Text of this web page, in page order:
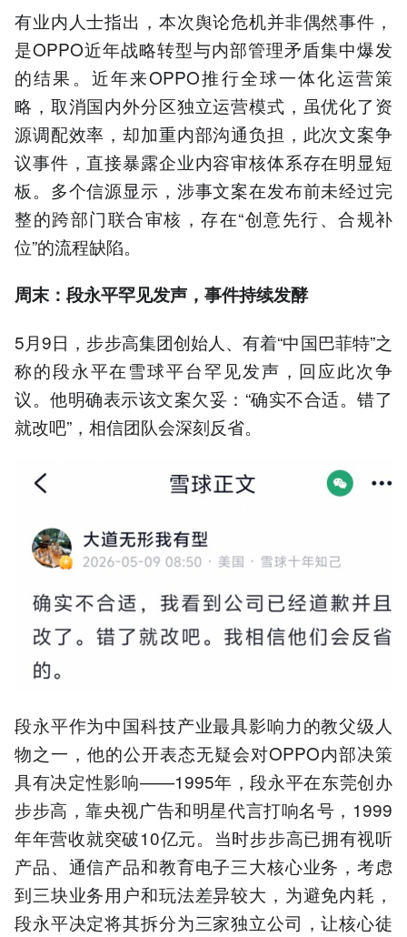
有业内人士指出，本次舆论危机并非偶然事件，
是OPPO近年战略转型与内部管理矛盾集中爆发
的结果。近年来OPPO推行全球一体化运营策
略，取消国内外分区独立运营模式，虽优化了资
源调配效率，却加重内部沟通负担，此次文案争
议事件，直接暴露企业内容审核体系存在明显短
板。多个信源显示，涉事文案在发布前未经过完
整的跨部门联合审核，存在“创意先行、合规补
位”的流程缺陷。
周末：段永平罕见发声，事件持续发酵
5月9日，步步高集团创始人、有着“中国巴菲特”之
称的段永平在雪球平台罕见发声，回应此次争
议。他明确表示该文案欠妥：“确实不合适。错了
就改吧”，相信团队会深刻反省。
段永平作为中国科技产业最具影响力的教父级人
物之一，他的公开表态无疑会对OPPO内部决策
具有决定性影响——1995年，段永平在东莞创办
步步高，靠央视广告和明星代言打响名号，1999
年年营收就突破10亿元。当时步步高已拥有视听
产品、通信产品和教育电子三大核心业务，考虑
到三块业务用户和玩法差异较大，为避免内耗，
段永平决定将其拆分为三家独立公司，让核心徒